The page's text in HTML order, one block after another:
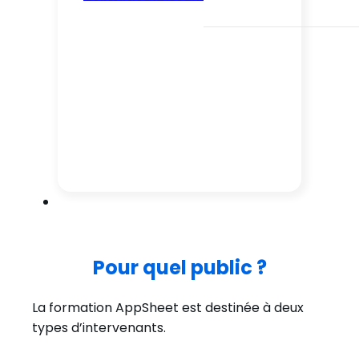
Pour quel public ?
La formation AppSheet est destinée à deux
types d’intervenants.